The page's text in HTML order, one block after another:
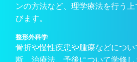
ンの方法など、理学療法を行う
びます。
整形外科学
骨折や慢性疾患や腫瘍などにつ
断、治療法、予後について学修し